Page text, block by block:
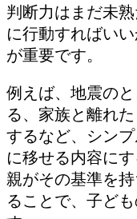
判断力はまだ未
に行動すればい
が重要です。
例えば、地震の
る、家族と離れ
するなど、シン
に移せる内容に
親がその基準を
ることで、子ど